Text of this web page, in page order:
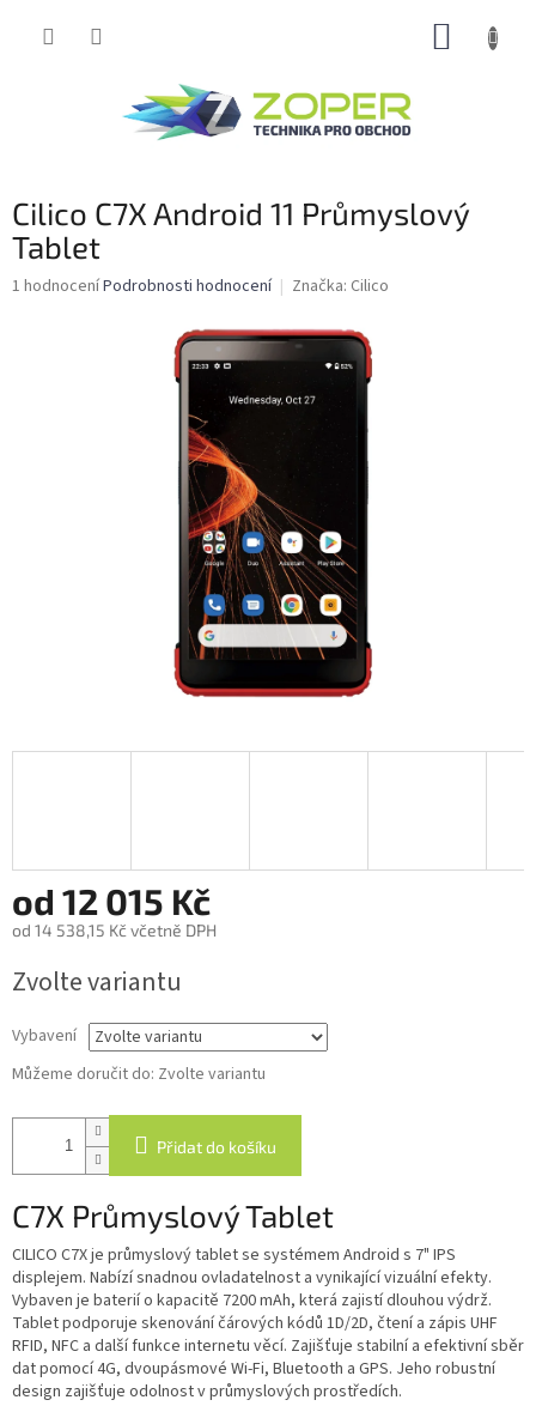
Cilico C7X Android 11 Průmyslový
Tablet
Průměrné
1 hodnoceníPodrobnosti hodnocení Značka: Cilico
od 12 015 Kč
od 14 538,15 Kč včetně DPH
cena:
Zvolte variantu
Vybavení
Můžeme doručit do: Zvolte variantu
Přidat do košíku
C7X Průmyslový Tablet
CILICO C7X je průmyslový tablet se systémem Android s 7" IPS
displejem. Nabízí snadnou ovladatelnost a vynikající vizuální efekty.
Vybaven je baterií o kapacitě 7200 mAh, která zajistí dlouhou výdrž.
Tablet podporuje skenování čárových kódů 1D/2D, čtení a zápis UHF
RFID, NFC a další funkce internetu věcí. Zajišťuje stabilní a efektivní sběr
dat pomocí 4G, dvoupásmové Wi-Fi, Bluetooth a GPS. Jeho robustní
design zajišťuje odolnost v průmyslových prostředích.